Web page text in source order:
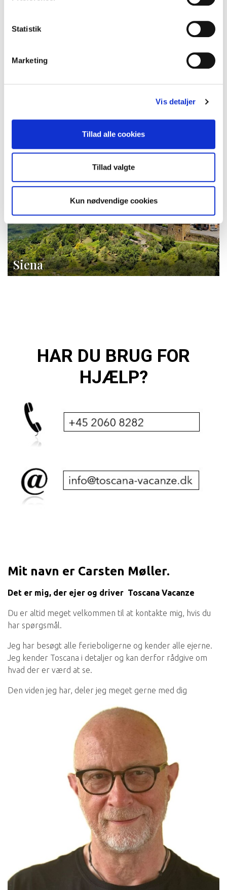
Statistik
Marketing
Vis detaljer
Tillad alle cookies
Tillad valgte
Kun nødvendige cookies
Siena
HAR DU BRUG FOR
HJÆLP?
Mit navn er Carsten Møller.
Det er mig, der ejer og driver Toscana Vacanze
Du er altid meget velkommen til at kontakte mig, hvis du
har spørgsmål.
Jeg har besøgt alle ferieboligerne og kender alle ejerne.
Jeg kender Toscana i detaljer og kan derfor rådgive om
hvad der er værd at se.
Den viden jeg har, deler jeg meget gerne med dig